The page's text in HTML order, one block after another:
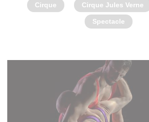
Cirque Cirque Jules Verne
Spectacle